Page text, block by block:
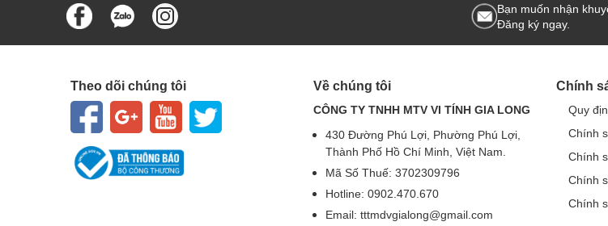
Bạn muốn nhận
Đăng ký ngay.
Theo dõi chúng tôi Về chúng tôi
CÔNG TY TNHH MTV VI TÍNH GIA LONG
430 Đường Phú Lợi, Phường Phú Lợi,
Thành Phố Hồ Chí Minh, Việt Nam.
Mã Số Thuế: 3702309796
Hotline: 0902.470.670
Email: tttmdvgialong@gmail.com
Chính
Quy
Chính
Chính
Chính
Chính